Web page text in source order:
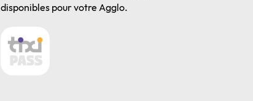
disponibles pour votre Agglo.